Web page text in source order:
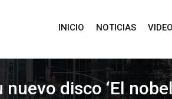
INICIO NOTICIAS
disco ‘El